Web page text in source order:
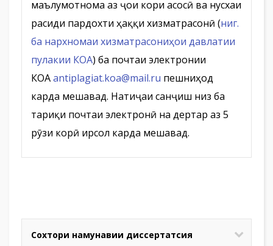
маълумотнома аз ҷои кори асосӣ ва нусхаи
расиди пардохти ҳаққи хизматрасонӣ (ниг.
ба нархномаи хизматрасониҳои давлатии
пулакии КОА) ба почтаи электронии
КОАantiplagiat.koa@mail.ru пешниҳод
карда мешавад. Натиҷаи санҷиш низ ба
тариқи почтаи электронӣ на дертар аз 5
рӯзи корӣ ирсол карда мешавад.
Сохтори намунавии диссертатсия